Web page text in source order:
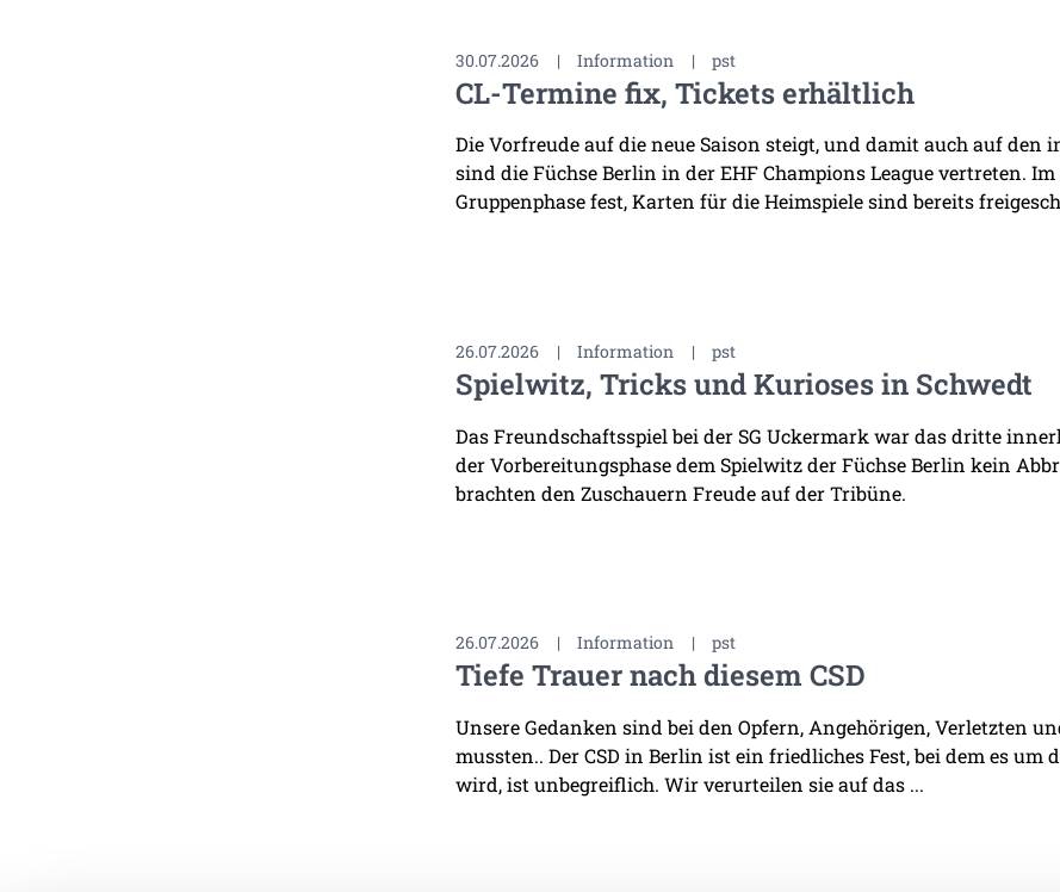
30.07.2026 | Information | pst
CL-Termine fix, Tickets erhältlich
Die Vorfreude auf die neue Saison steigt, und damit auch auf
sind die Füchse Berlin in der EHF Champions League vertreten.
Gruppenphase fest, Karten für die Heimspiele sind bereits
26.07.2026 | Information | pst
Spielwitz, Tricks und Kurioses in Schwedt
Das Freundschaftsspiel bei der SG Uckermark war das dritte
der Vorbereitungsphase dem Spielwitz der Füchse Berlin kein
brachten den Zuschauern Freude auf der Tribüne.
26.07.2026 | Information | pst
Tiefe Trauer nach diesem CSD
Unsere Gedanken sind bei den Opfern, Angehörigen, Verletzten
mussten.. Der CSD in Berlin ist ein friedliches Fest, bei dem es um
wird, ist unbegreiflich. Wir verurteilen sie auf das ...